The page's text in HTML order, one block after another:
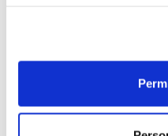
sirvió para que OAM